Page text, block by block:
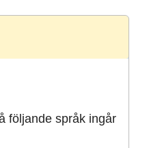
följande språk ingår